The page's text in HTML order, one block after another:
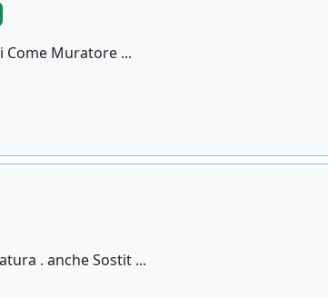
Come Muratore ...
. anche Sostit ...